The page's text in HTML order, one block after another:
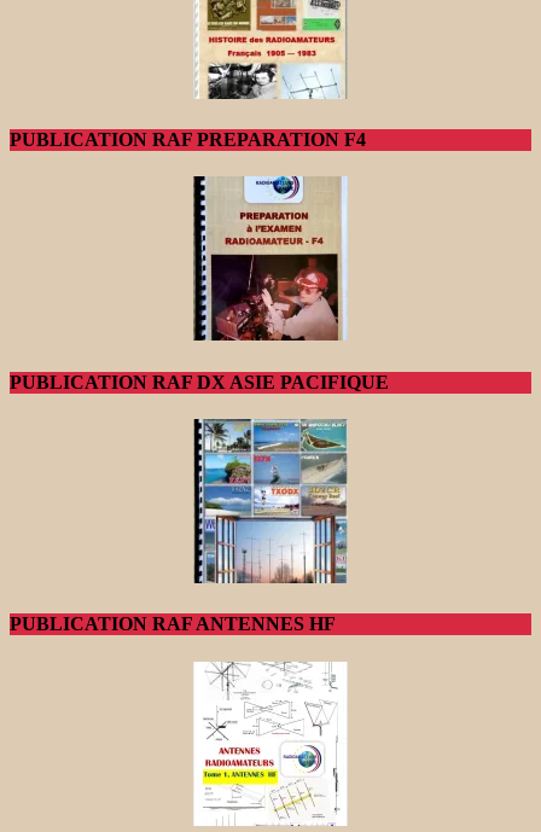
PUBLICATION RAF PREPARATION F4
PUBLICATION RAF DX ASIE PACIFIQUE
PUBLICATION RAF ANTENNES HF